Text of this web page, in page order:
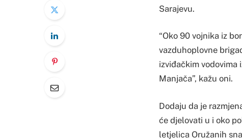
Sarajevu.
“Oko 90 vojnika iz
vazduhoplovne
izviđačkim vodovima
Manjača”, kažu oni.
Dodaju da je
će djelovati u i oko
letjelica Oružanih